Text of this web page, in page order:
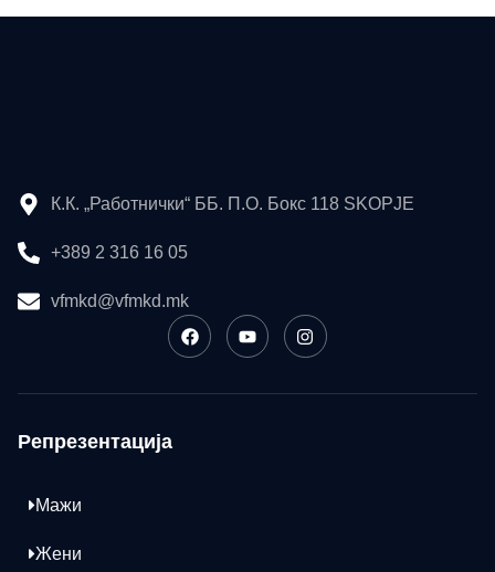
К.К. „Работнички“ ББ. П.О. Бокс 118 SKOPJE
+389 2 316 16 05
vfmkd@vfmkd.mk
Репрезентација
Мажи
Жени